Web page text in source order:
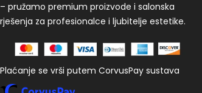
– pružamo premium proizvode i salonska
rješenja za profesionalce i ljubitelje estetike.
Plaćanje se vrši putem CorvusPay sustava